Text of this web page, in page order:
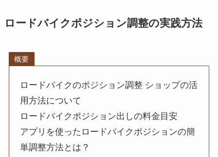
ロードバイクポジション調整の実践方法
概要
ロードバイクのポジション調整 ショップの活
用方法について
ロードバイクポジション出しの料金目安
アプリを使ったロードバイクポジションの簡
単調整方法とは？